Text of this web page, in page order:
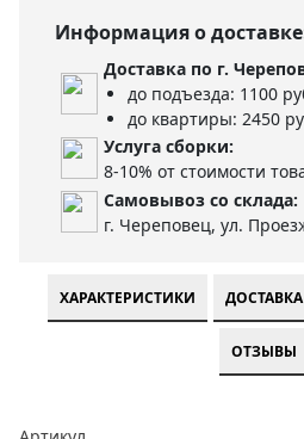
Информация о
Доставка по г.
до подъезда: 1100
до квартиры: 2450
Услуга сборки:
8-10% от стоимости
Самовывоз со склада:
г. Череповец, ул.
ХАРАКТЕРИСТИКИ
ОТЗЫВЫ